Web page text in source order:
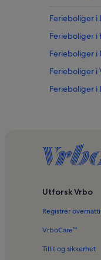
Ferieboliger i
Ferieboliger i
Ferieboliger i
Ferieboliger i
Ferieboliger i
Utforsk Vrbo
Registrer
VrboCare™
Tillit og sikkerhet